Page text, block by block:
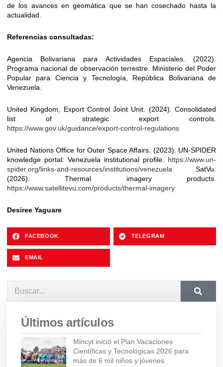
de los avances en geomática que se han cosechado hasta la
actualidad.
Referencias consultadas:
Agencia Bolivariana para Actividades Espaciales. (2022).
Programa nacional de observación terrestre. Ministerio del Poder
Popular para Ciencia y Tecnología, República Bolivariana de
Venezuela.
United Kingdom, Export Control Joint Unit. (2024). Consolidated
list of strategic export controls.
https://www.gov.uk/guidance/export-control-regulations
United Nations Office for Outer Space Affairs. (2023). UN-SPIDER
knowledge portal: Venezuela institutional profile. https://www.un-
spider.org/links-and-resources/institutions/venezuela SatVu.
(2026). Thermal imagery products.
https://www.satellitevu.com/products/thermal-imagery
Desiree Yaguare
FACEBOOK TELEGRAM
EMAIL
Últimos artículos
Mincyt inició el Plan Vacaciones
Científicas y Tecnológicas 2026 para
más de 6 mil niños y jóvenes